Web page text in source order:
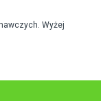
Wyżej